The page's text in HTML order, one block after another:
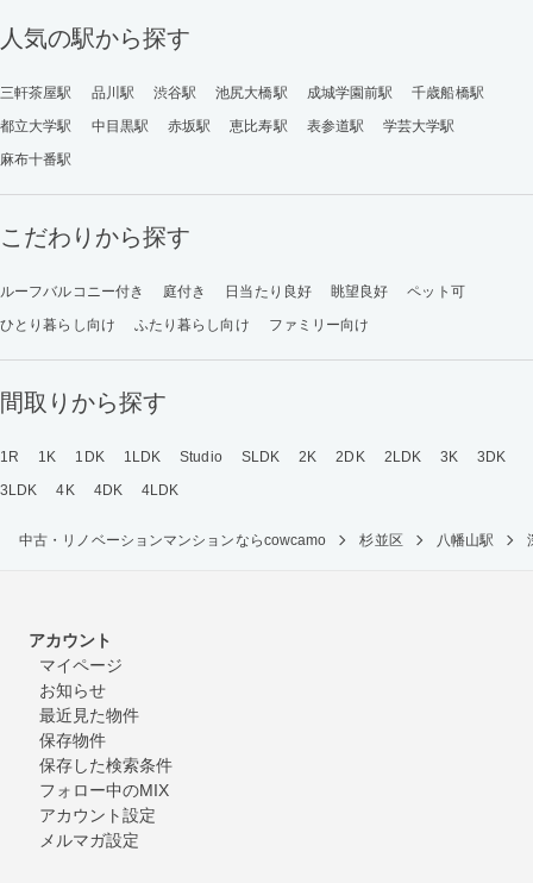
人気の駅から探す
三軒茶屋駅 品川駅 渋谷駅 池尻大橋駅 成城学園前駅
千歳船橋駅
都立大学駅
中目黒駅 赤坂駅 恵比寿駅 表参道駅
学芸大学駅
麻布十番駅
こだわりから探す
ルーフバルコニー付き 庭付き 日当たり良好 眺望良好
ペット可
ひとり暮らし向け
ふたり暮らし向け ファミリー向け
間取りから探す
1R 1K 1DK 1LDK Studio SLDK 2K 2DK 2LDK 3K
3DK
3LDK
4K 4DK 4LDK
中古・リノベーションマンションならcowcamo 杉並区 八幡山駅
アカウント
マイページ
お知らせ
最近見た物件
保存物件
保存した検索条件
フォロー中のMIX
アカウント設定
メルマガ設定